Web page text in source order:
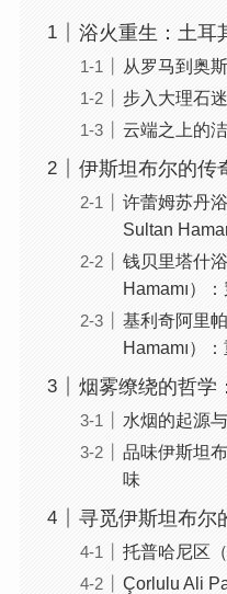
浴火重生：土耳
从罗马到奥
步入大理石
云端之上的
伊斯坦布尔的传
许蕾姆苏丹
Sultan
钱贝里塔什
Hamamı）
基利奇阿里
Hamamı）
烟雾缭绕的哲学
水烟的起源
品味伊斯坦
味
寻觅伊斯坦布尔
托普哈尼区
Çorlulu Ali